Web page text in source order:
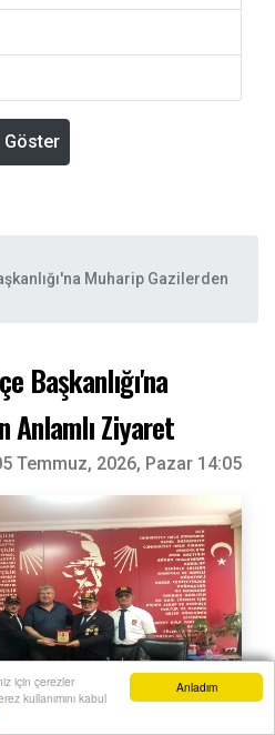
Anladım
için çerezler
kullanımını kabul
Göster
Muharip Gazilerden
Başkanlığı'na
Anlamlı Ziyaret
Temmuz, 2026, Pazar 14:05
Haber Ara